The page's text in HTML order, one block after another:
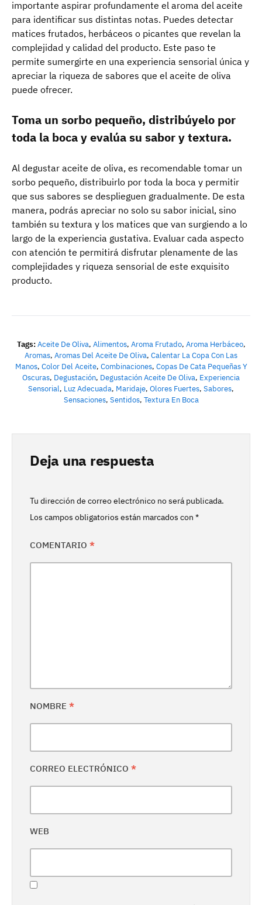
importante aspirar profundamente el aroma del aceite
para identificar sus distintas notas. Puedes detectar
matices frutados, herbáceos o picantes que revelan la
complejidad y calidad del producto. Este paso te
permite sumergirte en una experiencia sensorial única y
apreciar la riqueza de sabores que el aceite de oliva
puede ofrecer.
Toma un sorbo pequeño, distribúyelo por
toda la boca y evalúa su sabor y textura.
Al degustar aceite de oliva, es recomendable tomar un
sorbo pequeño, distribuirlo por toda la boca y permitir
que sus sabores se desplieguen gradualmente. De esta
manera, podrás apreciar no solo su sabor inicial, sino
también su textura y los matices que van surgiendo a lo
largo de la experiencia gustativa. Evaluar cada aspecto
con atención te permitirá disfrutar plenamente de las
complejidades y riqueza sensorial de este exquisito
producto.
Tags: Aceite De Oliva, Alimentos, Aroma Frutado, Aroma Herbáceo,
Aromas, Aromas Del Aceite De Oliva, Calentar La Copa Con Las
Manos, Color Del Aceite, Combinaciones, Copas De Cata Pequeñas Y
Oscuras, Degustación, Degustación Aceite De Oliva, Experiencia
Sensorial, Luz Adecuada, Maridaje, Olores Fuertes, Sabores,
Sensaciones, Sentidos, Textura En Boca
Deja una respuesta
Tu dirección de correo electrónico no será publicada.
Los campos obligatorios están marcados con *
COMENTARIO *
NOMBRE *
CORREO ELECTRÓNICO *
WEB